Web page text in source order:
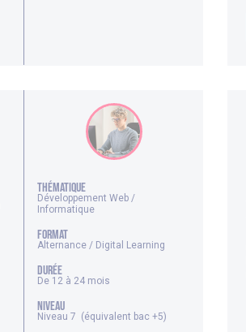
thématique
Développement Web /
Informatique
FORMAT
Alternance / Digital Learning
DURÉE
De 12 à 24 mois
NIVEAU
Niveau 7 (équivalent bac +5)